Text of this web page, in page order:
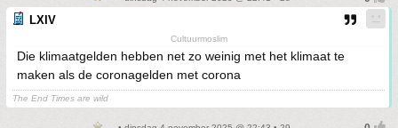
LXIV
Cultuurmoslim
Die klimaatgelden hebben net zo weinig met het klimaat te
maken als de coronagelden met corona
The End Times are wild